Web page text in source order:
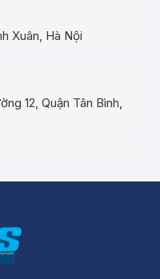
Xuân, Hà Nội
12, Quận Tân Bình,